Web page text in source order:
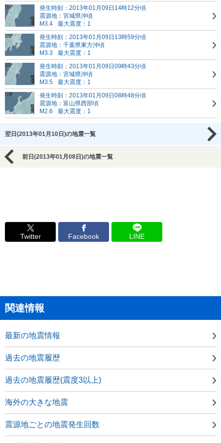
発生時刻：2013年01月09日14時12分頃
震源地：宮城県沖頃
M3.4
最大震度：1
発生時刻：2013年01月09日13時59分頃
震源地：千葉県東方沖頃
M3.3
最大震度：1
発生時刻：2013年01月09日09時43分頃
震源地：宮城県沖頃
M3.5
最大震度：1
発生時刻：2013年01月09日08時48分頃
震源地：富山県西部頃
M2.6
最大震度：1
翌日(2013年01月10日)の地震一覧
前日(2013年01月08日)の地震一覧
Twitter Facebook LINE
関連情報
最新の地震情報
過去の地震履歴
過去の地震履歴(震度3以上)
海外の大きな地震
震源地ごとの地震発生回数